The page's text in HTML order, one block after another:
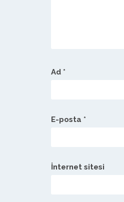
Ad *
E-posta *
İnternet sitesi